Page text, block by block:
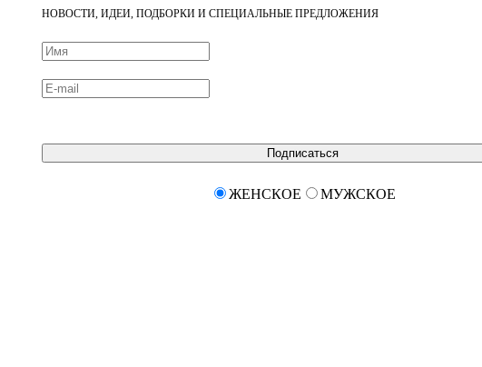
НОВОСТИ, ИДЕИ, ПОДБОРКИ И СПЕЦИАЛЬНЫЕ ПРЕДЛОЖЕНИЯ
Подписаться
ЖЕНСКОЕ МУЖСКОЕ